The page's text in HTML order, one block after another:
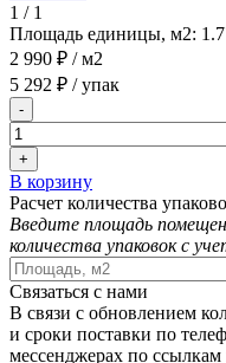
1 / 1
Площадь единицы, м2:
2 990 ₽ / м2
5 292 ₽ / упак
-
+
В корзину
Расчет количества
Введите площадь
количества упаковок с
Связаться с нами
В связи с обновлением
и сроки поставки по
мессенджерах по